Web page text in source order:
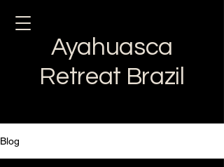
Ayahuasca
Retreat Brazil
Blog